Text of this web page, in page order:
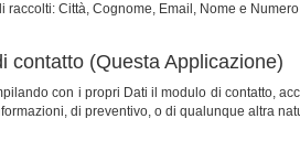
raccolti: Città, Cognome, Email, Nome e
contatto (Questa Applicazione)
con i propri Dati il modulo di contatto,
di preventivo, o di qualunque altra